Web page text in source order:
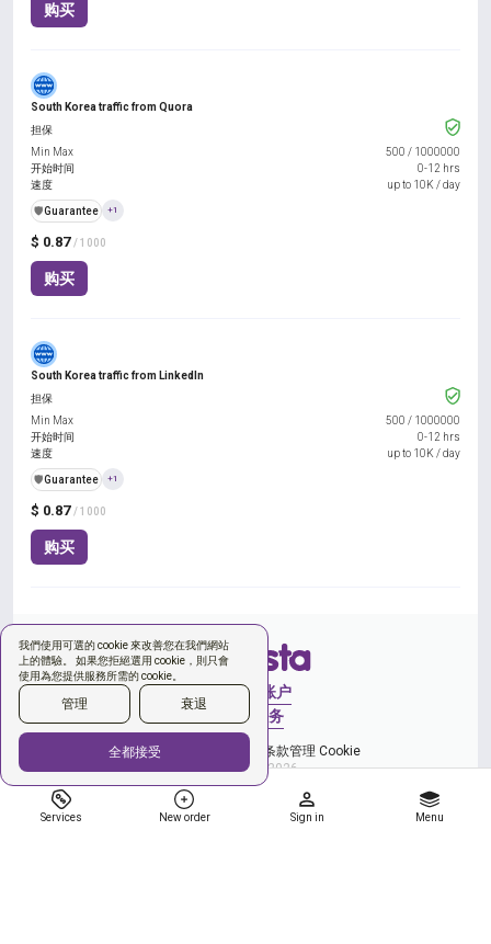
我們使用可選的 cookie 來改善您在我們網站
上的體驗。 如果您拒絕選用 cookie，則只會
使用為您提供服務所需的 cookie。
管理 衰退
全都接受
Services New order Sign in Menu
购买
South Korea traffic from Quora
$ 0.87 / 1000
购买
担保
Min Max
500 / 1000000
开始时间
0-12 hrs
速度
up to 10K / day
️🛡️Guarantee +1
South Korea traffic from LinkedIn
$ 0.87 / 1000
购买
担保
Min Max
500 / 1000000
开始时间
0-12 hrs
速度
up to 10K / day
️🛡️Guarantee +1
创建账户
新订单
服务
和隐私政策 您同意使用条款管理 Cookie
Copyright © 2026